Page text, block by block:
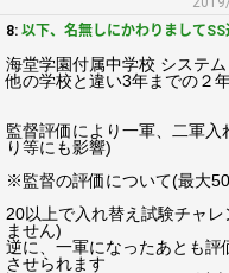
8: 以下、名無しにかわりまして
海堂学園付属中学校 システム
他の学校と違い3年までの２
監督評価により一軍、二軍
り等にも影響)
※監督の評価について(最大
20以上で入れ替え試験チャ
ません)
逆に、一軍になったあとも
させられます